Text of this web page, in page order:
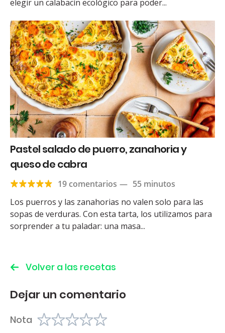
elegir un calabacín ecológico para poder...
Pastel salado de puerro, zanahoria y
queso de cabra
19 comentarios — 55 minutos
Los puerros y las zanahorias no valen solo para las
sopas de verduras. Con esta tarta, los utilizamos para
sorprender a tu paladar: una masa...
Volver a las recetas
Dejar un comentario
Nota